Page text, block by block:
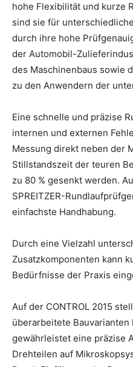
hohe Flexibilität und kurze
sind sie für
durch ihre hohe
der Automobil-
des Maschinenbaus sowie
zu den Anwendern der
Eine schnelle und präzise
internen und externen
Messung direkt neben der
Stillstandszeit der teuren
zu 80 % gesenkt werden.
SPREITZER-
einfachste Handhabung.
Durch eine Vielzahl
Zusatzkomponenten kann
Bedürfnisse der Praxis
Auf der CONTROL 2015
überarbeitete Bauvarianten
gewährleistet eine präzise
Drehteilen auf